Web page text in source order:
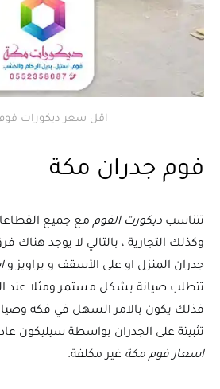
اقل سعر ديكورات
فوم جدران مكة
تتناسب ديكورت الفوم مع جميع
وكذلك التجارية ، بالتالي لا يوجد هناك
جدران المنزل او على الأسقف و براويز و
تتطلب صيانة بشكل مستمر ومثلا عند
فذلك يكون بالامر السهل في فكه
تثبيتة على الجدران بواسطة سيليكون
اسعار فوم مكة غير مكلفة.